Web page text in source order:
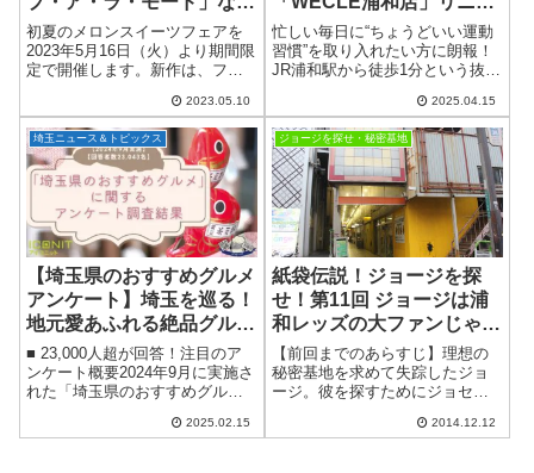
メロンスイーツフェア開
催！
初夏のメロンスイーツフェアを
2023年5月16日（火）より期間限
定で開催します。新作は、フレ
添えた「メロンクレープ・ア・
ラ・モード」。ミルキーな味わ
いのパンナコッタとバター香る
自家製のクレ...
2023.05.10
ーアルオープン！初心者で
も安心のセミパーソナルで
健康習慣を楽しくスター
忙しい毎日に“ちょうどいい運動
習慣”を取り入れたい方に朗報！
JR浦和駅から徒歩1分という抜群
の専門店「WECLE（ウィーク
ル）浦和店」が、2025年4月10日
にリニューアルオープンしま
し...
2025.04.15
埼玉ニュース＆トピックス
【埼玉県のおすすめグルメ
アンケート】埼玉を巡る！
地元愛あふれる絶品グルメ
調査速報
■ 23,000人超が回答！注目のア
ンケート概要2024年9月に実施さ
れた「埼玉県のおすすめグル
合計23,043名もの方々が回答し
2025.02.15
ジョージを探せ・秘密基地
紙袋伝説！ジョージを探
せ！第11回 ジョージは浦
和レッズの大ファンじゃな
かったか？
【前回までのあらすじ】理想の
秘密基地を求めて失踪したジョ
ージ。彼を探すためにジョセフ
「埼玉県内の面白いこと」を探
2014.12.12